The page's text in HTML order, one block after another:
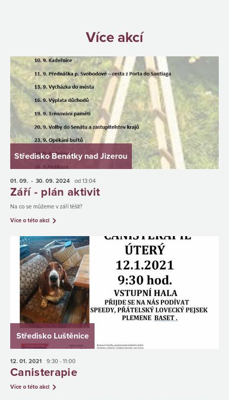
Více akcí
Středisko Benátky nad Jizerou
01. 09. - 30. 09. 2024 od 13:04
Září - plán aktivit
Na co se můžeme v září těšit?
Více o této akci
Středisko Luštěnice
12. 01. 2021 9:30 - 11:00
Canisterapie
Více o této akci